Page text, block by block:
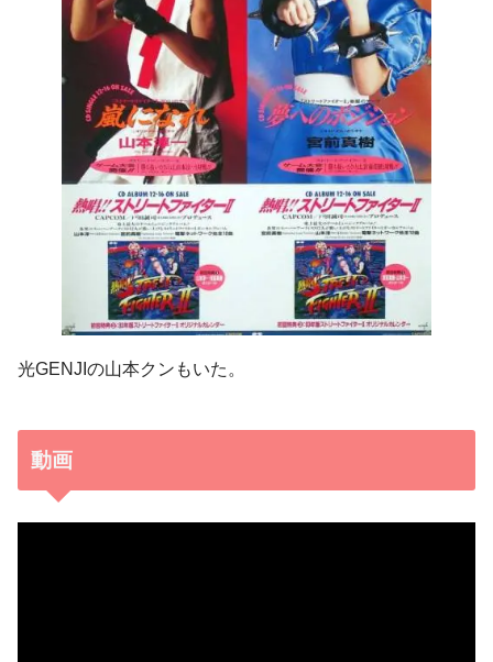
光GENJIの山本クンもいた。
動画